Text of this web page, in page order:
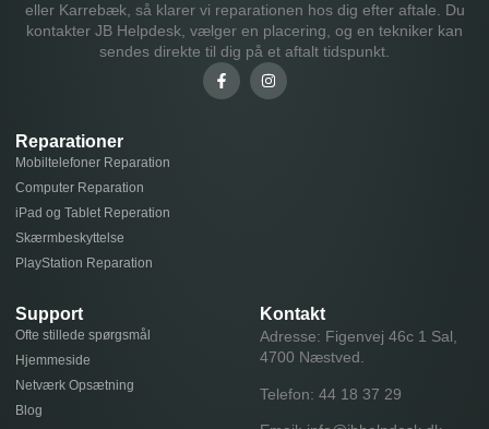
eller Karrebæk, så klarer vi reparationen hos dig efter aftale. Du
kontakter JB Helpdesk, vælger en placering, og en tekniker kan
sendes direkte til dig på et aftalt tidspunkt.
Reparationer
Mobiltelefoner Reparation
Computer Reparation
iPad og Tablet Reperation
Skærmbeskyttelse
PlayStation Reparation
Support
Ofte stillede spørgsmål
Hjemmeside
Netværk Opsætning
Blog
Kontakt
Adresse: Figenvej 46c 1 Sal,
4700 Næstved.
Telefon: 44 18 37 29